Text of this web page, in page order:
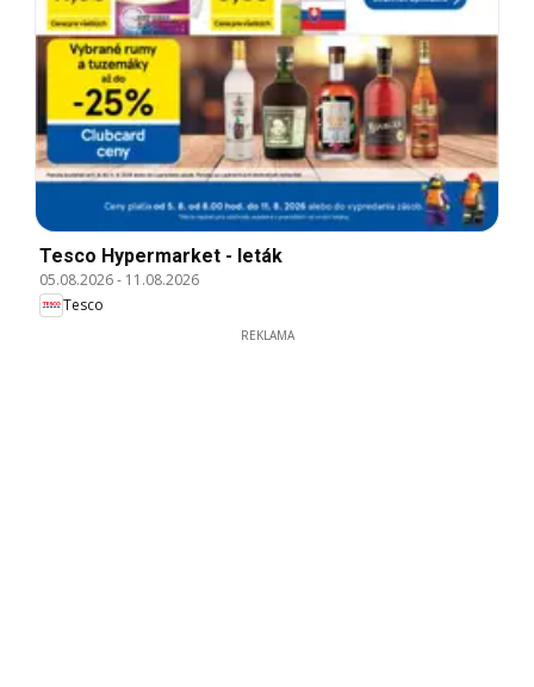
Tesco Hypermarket - leták
05.08.2026- 11.08.2026
Tesco
REKLAMA